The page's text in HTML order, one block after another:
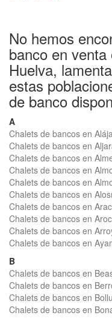
No hemos
banco en
Huelva,
estas
de banco
A
Chalets de bancos en
Chalets de bancos en
Chalets de bancos en
Chalets de bancos en
Chalets de bancos en
Chalets de bancos en
Chalets de bancos en
Chalets de bancos en
Chalets de bancos en
Chalets de bancos en
B
Chalets de bancos en
Chalets de bancos en
Chalets de bancos en
Chalets de bancos en